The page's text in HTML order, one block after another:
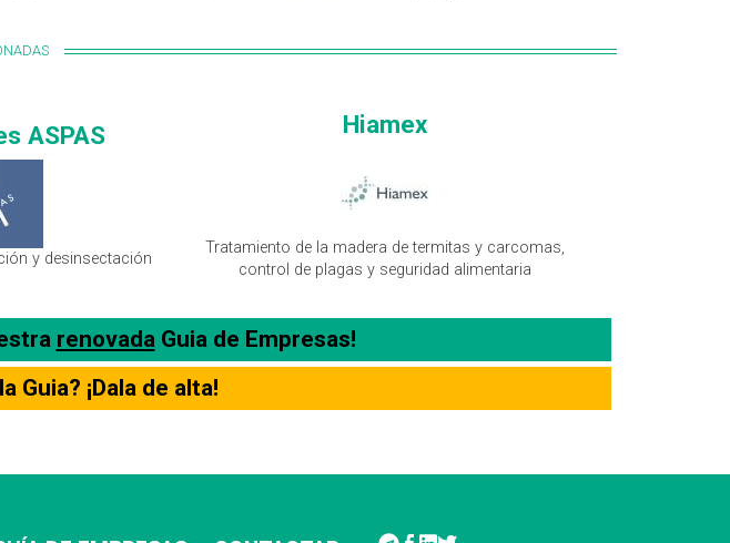
ASPAS
y desinsectación
Hiamex
Tratamiento de la madera de termitas y carcomas,
control de plagas y seguridad alimentaria
renovadaGuia de Empresas!
Guia? ¡Dala de alta!